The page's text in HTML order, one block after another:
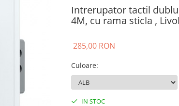
Intrerupator tactil dublu
4M, cu rama sticla ,
285,00 RON
Culoare:
IN STOC